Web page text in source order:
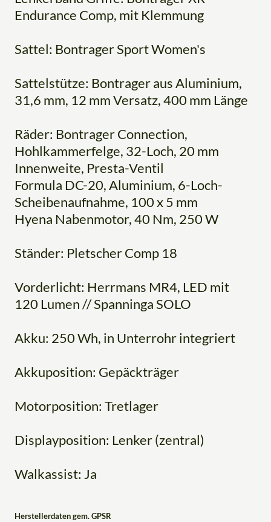
Endurance Comp, mit Klemmung
Sattel: Bontrager Sport Women's
Sattelstütze: Bontrager aus Aluminium,
31,6 mm, 12 mm Versatz, 400 mm Länge
Räder: Bontrager Connection,
Hohlkammerfelge, 32-Loch, 20 mm
Innenweite, Presta-Ventil
Formula DC-20, Aluminium, 6-Loch-
Scheibenaufnahme, 100 x 5 mm
Hyena Nabenmotor, 40 Nm, 250 W
Ständer: Pletscher Comp 18
Vorderlicht: Herrmans MR4, LED mit
120 Lumen // Spanninga SOLO
Akku: 250 Wh, in Unterrohr integriert
Akkuposition: Gepäckträger
Motorposition: Tretlager
Displayposition: Lenker (zentral)
Walkassist: Ja
Herstellerdaten gem. GPSR